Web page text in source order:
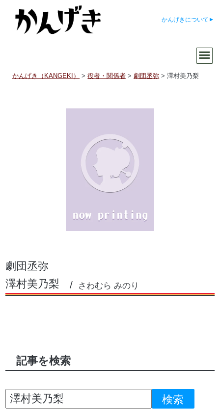
かんげきについて
かんげき（KANGEKI） >役者・関係者 >劇団丞弥 >澤村美乃梨
劇団丞弥
澤村美乃梨
さわむら みのり
記事を検索